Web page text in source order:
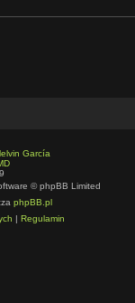
García
© phpBB Limited
phpBB.pl
Regulamin